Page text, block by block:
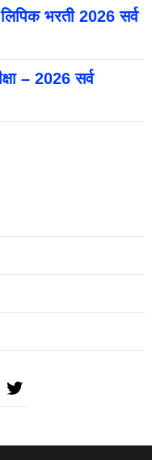
भरती 2026 सर्व
– 2026 सर्व